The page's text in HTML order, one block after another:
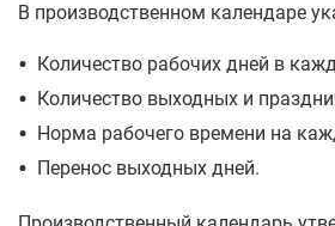
В производственном календаре
• Количество рабочих дней в
• Количество выходных и
• Норма рабочего времени на
• Перенос выходных дней.